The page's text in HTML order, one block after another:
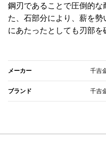
鋼刃であることで圧倒的な
た、石部分により、薪を
にあたったとしても刃部を
メーカー 千吉
ブランド 千吉